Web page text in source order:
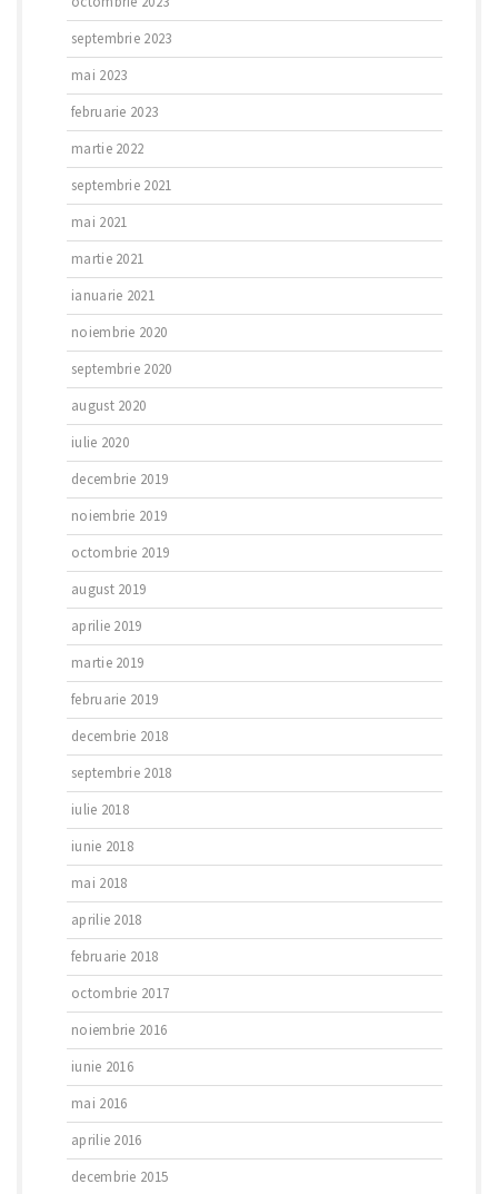
septembrie 2023
mai 2023
februarie 2023
martie 2022
septembrie 2021
mai 2021
martie 2021
ianuarie 2021
noiembrie 2020
septembrie 2020
august 2020
iulie 2020
decembrie 2019
noiembrie 2019
octombrie 2019
august 2019
aprilie 2019
martie 2019
februarie 2019
decembrie 2018
septembrie 2018
iulie 2018
iunie 2018
mai 2018
aprilie 2018
februarie 2018
octombrie 2017
noiembrie 2016
iunie 2016
mai 2016
aprilie 2016
decembrie 2015